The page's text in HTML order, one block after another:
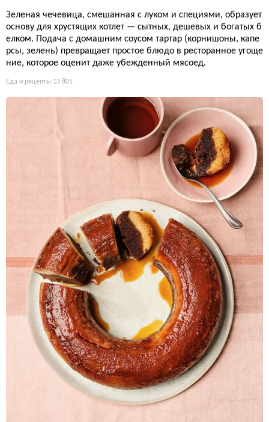
Зеленая чечевица, смешанная с луком и специями, образует
основу для хрустящих котлет — сытных, дешевых и богатых б
елком. Подача с домашним соусом тартар (корнишоны, капе
рсы, зелень) превращает простое блюдо в ресторанное угоще
ние, которое оценит даже убежденный мясоед.
Еда и рецепты 13 805